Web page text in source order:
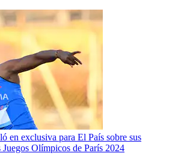
en exclusiva para El País sobre sus
Juegos Olímpicos de París 2024